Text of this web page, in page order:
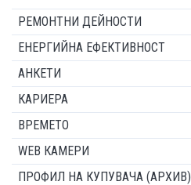
РЕМОНТНИ ДЕЙНОСТИ
ЕНЕРГИЙНА ЕФЕКТИВНОСТ
АНКЕТИ
КАРИЕРА
ВРЕМЕТО
WEB КАМЕРИ
ПРОФИЛ НА КУПУВАЧА (АРХИВ)